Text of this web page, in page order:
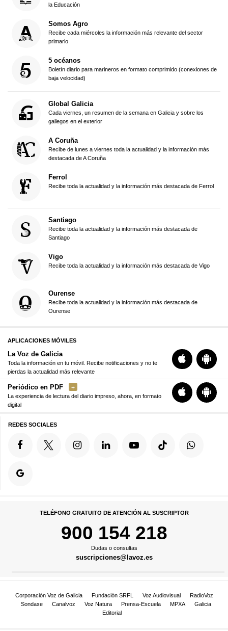
la Educación
Somos Agro
Recibe cada miércoles la información más relevante del sector
primario
5 océanos
Boletín diario para marineros en formato comprimido (conexiones de
baja velocidad)
Global Galicia
Cada viernes, un resumen de la semana en Galicia y sobre los
gallegos en el exterior
A Coruña
Recibe de lunes a viernes toda la actualidad y la información más
destacada de A Coruña
Ferrol
Recibe toda la actualidad y la información más destacada de Ferrol
Santiago
Recibe toda la actualidad y la información más destacada de
Santiago
Vigo
Recibe toda la actualidad y la información más destacada de Vigo
Ourense
Recibe toda la actualidad y la información más destacada de
Ourense
APLICACIONES MÓVILES
La Voz de Galicia
Toda la información en tu móvil. Recibe notificaciones y no te
pierdas la actualidad más relevante
Periódico en PDF
La experiencia de lectura del diario impreso, ahora, en formato
digital
REDES SOCIALES
TELÉFONO GRATUITO DE ATENCIÓN AL SUSCRIPTOR
900 154 218
Dudas o consultas
suscripciones@lavoz.es
Corporación Voz de Galicia Fundación SRFL Voz Audiovisual
RadioVoz
Sondaxe
Canalvoz Voz Natura Prensa-Escuela MPXA
Galicia
Editorial